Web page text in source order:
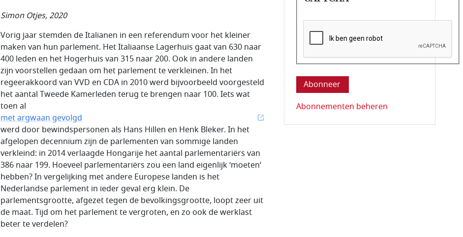
Simon Otjes, 2020
Vorig jaar stemden de Italianen in een referendum voor het kleiner
maken van hun parlement. Het Italiaanse Lagerhuis gaat van 630 naar
400 leden en het Hogerhuis van 315 naar 200. Ook in andere landen
zijn voorstellen gedaan om het parlement te verkleinen. In het
regeerakkoord van VVD en CDA in 2010 werd bijvoorbeeld voorgesteld
het aantal Tweede Kamerleden terug te brengen naar 100. Iets wat
toen al
met argwaan gevolgd
werd door bewindspersonen als Hans Hillen en Henk Bleker. In het
afgelopen decennium zijn de parlementen van sommige landen
verkleind: in 2014 verlaagde Hongarije het aantal parlementariërs van
386 naar 199. Hoeveel parlementariërs zou een land eigenlijk ‘moeten’
hebben? In vergelijking met andere Europese landen is het
Nederlandse parlement in ieder geval erg klein. De
parlementsgrootte, afgezet tegen de bevolkingsgrootte, loopt zeer uit
de maat. Tijd om het parlement te vergroten, en zo ook de werklast
beter te verdelen?
Deze vraag is om te controleren dat u
Abonnementen beheren